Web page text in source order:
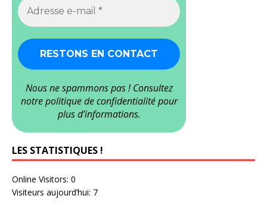
Nous ne spammons pas ! Consultez
notrepolitique de confidentialitépour
plus d’informations.
LES STATISTIQUES !
Online Visitors: 0
Visiteurs aujourd’hui: 7